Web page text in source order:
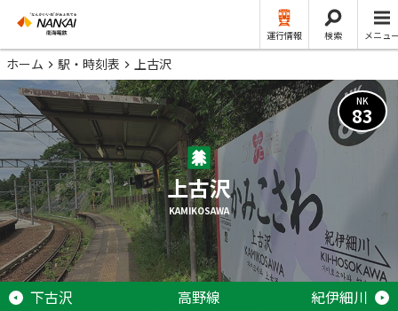
運行情報 検索 メニュ
ホーム 駅・時刻表 上古沢
NK
83
上古沢
KAMIKOSAWA
下古沢 高野線 紀伊細川